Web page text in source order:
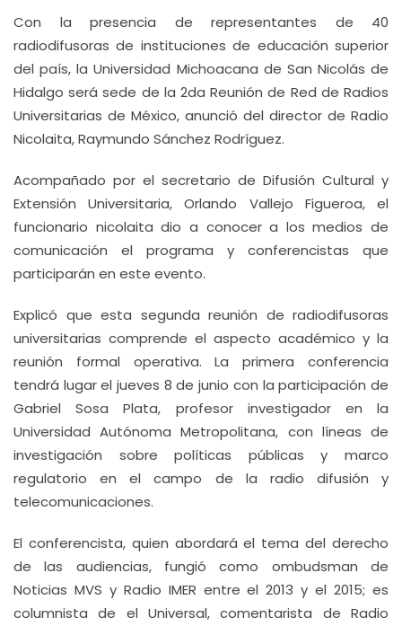
Con la presencia de representantes de 40
radiodifusoras de instituciones de educación superior
del país, la Universidad Michoacana de San Nicolás de
Hidalgo será sede de la 2da Reunión de Red de Radios
Universitarias de México, anunció del director de Radio
Nicolaita, Raymundo Sánchez Rodríguez.
Acompañado por el secretario de Difusión Cultural y
Extensión Universitaria, Orlando Vallejo Figueroa, el
funcionario nicolaita dio a conocer a los medios de
comunicación el programa y conferencistas que
participarán en este evento.
Explicó que esta segunda reunión de radiodifusoras
universitarias comprende el aspecto académico y la
reunión formal operativa. La primera conferencia
tendrá lugar el jueves 8 de junio con la participación de
Gabriel Sosa Plata, profesor investigador en la
Universidad Autónoma Metropolitana, con líneas de
investigación sobre políticas públicas y marco
regulatorio en el campo de la radio difusión y
telecomunicaciones.
El conferencista, quien abordará el tema del derecho
de las audiencias, fungió como ombudsman de
Noticias MVS y Radio IMER entre el 2013 y el 2015; es
columnista de el Universal, comentarista de Radio